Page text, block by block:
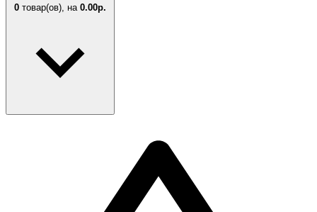
0 товар(ов), на 0.00р.